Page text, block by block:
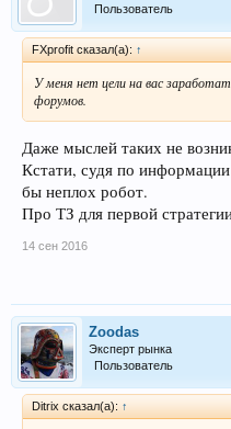
Пользователь
FXprofit сказал(а): ↑
У меня нет цели на вас
форумов.
Даже мыслей таких не
Кстати, судя по
бы неплох робот.
Про ТЗ для первой
14 сен 2016
Zoodas
Эксперт рынка
Пользователь
Ditrix сказал(а): ↑